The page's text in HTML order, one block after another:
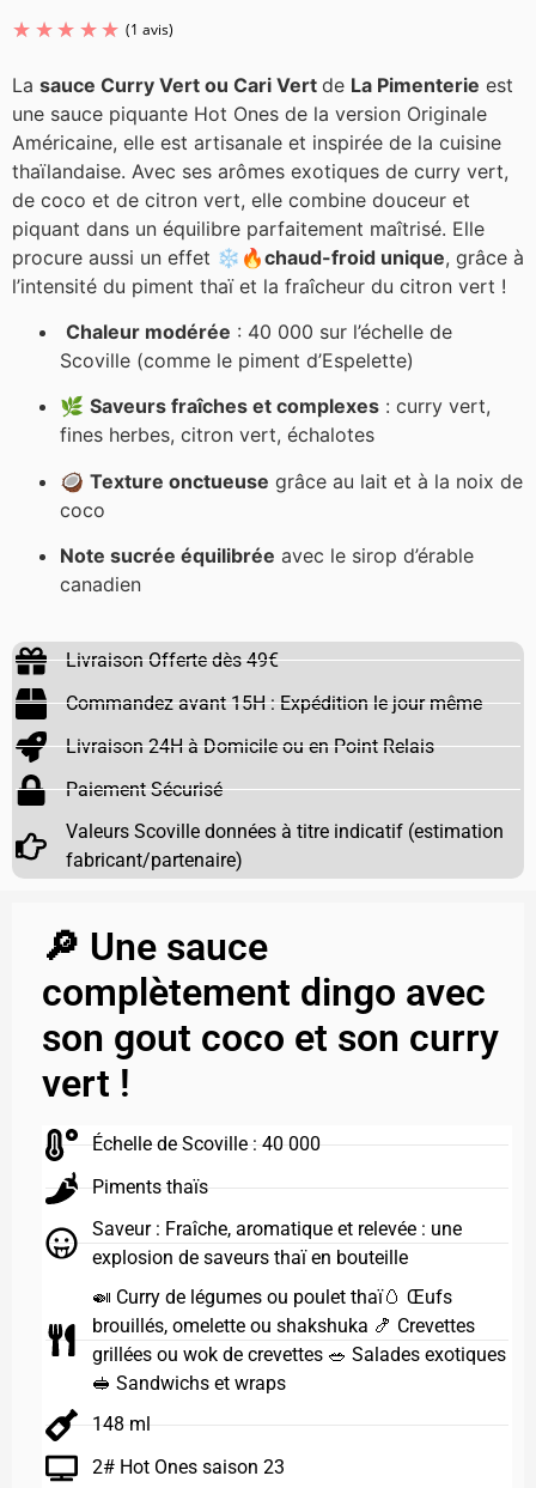
(1 avis)
La sauce Curry Vert ou Cari Vert de La Pimenterie est
une sauce piquante Hot Ones de la version Originale
Américaine, elle est artisanale et inspirée de la cuisine
thaïlandaise. Avec ses arômes exotiques de curry vert,
de coco et de citron vert, elle combine douceur et
piquant dans un équilibre parfaitement maîtrisé. Elle
procure aussi un effet ❄️🔥chaud-froid unique, grâce à
l’intensité du piment thaï et la fraîcheur du citron vert !
Chaleur modérée : 40 000 sur l’échelle de
Scoville (comme le piment d’Espelette)
🌿 Saveurs fraîches et complexes : curry vert,
fines herbes, citron vert, échalotes
🥥 Texture onctueuse grâce au lait et à la noix de
coco
Note sucrée équilibrée avec le sirop d’érable
canadien
Livraison Offerte dès 49€
Commandez avant 15H : Expédition le jour même
Livraison 24H à Domicile ou en Point Relais
Paiement Sécurisé
Valeurs Scoville données à titre indicatif (estimation
fabricant/partenaire)
🔎 Une sauce
complètement dingo avec
son gout coco et son curry
vert !
Échelle de Scoville : 40 000
Piments thaïs
Saveur : Fraîche, aromatique et relevée : une
explosion de saveurs thaï en bouteille
🍛 Curry de légumes ou poulet thaï🥚 Œufs
brouillés, omelette ou shakshuka 🍤 Crevettes
grillées ou wok de crevettes 🥗 Salades exotiques
🥪 Sandwichs et wraps
148 ml
2# Hot Ones saison 23